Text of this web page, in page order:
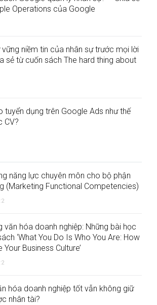
Operations của Google
niềm tin của nhân sự trước mọi lời
sẻ từ cuốn sách The hard thing about
tuyển dụng trên Google Ads như thế
CV?
năng lực chuyên môn cho bộ phận
(Marketing Functional Competencies)
văn hóa doanh nghiệp: Những bài học
‘What You Do Is Who You Are: How
Business Culture’
hóa doanh nghiệp tốt vẫn không giữ
nhân tài?